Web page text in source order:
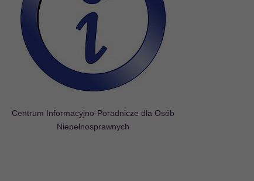
Centrum Informacyjno-Poradnicze dla Osób
Niepełnosprawnych